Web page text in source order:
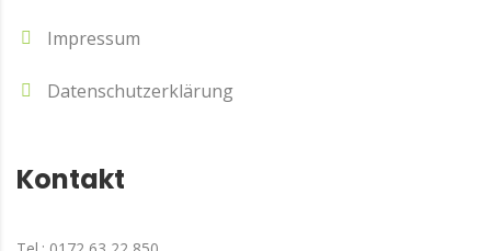
Impressum
Datenschutzerklärung
Kontakt